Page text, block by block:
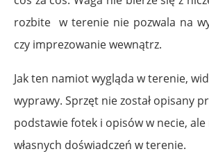
rozbite w terenie nie pozwala na
czy imprezowanie wewnątrz.
Jak ten namiot wygląda w terenie,
wyprawy. Sprzęt nie został opisany
podstawie fotek i opisów w necie,
własnych doświadczeń w terenie.